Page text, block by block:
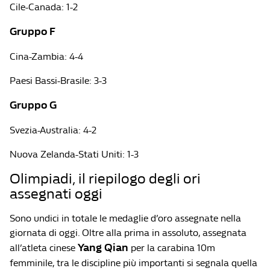
Cile-Canada: 1-2
Gruppo F
Cina-Zambia: 4-4
Paesi Bassi-Brasile: 3-3
Gruppo G
Svezia-Australia: 4-2
Nuova Zelanda-Stati Uniti: 1-3
Olimpiadi, il riepilogo degli ori
assegnati oggi
Sono undici in totale le medaglie d’oro assegnate nella
giornata di oggi. Oltre alla prima in assoluto, assegnata
all’atleta cinese Yang Qian per la carabina 10m
femminile, tra le discipline più importanti si segnala quella